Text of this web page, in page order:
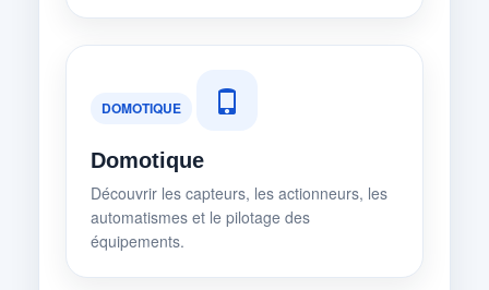
DOMOTIQUE
Domotique
Découvrir les capteurs, les actionneurs, les
automatismes et le pilotage des
équipements.